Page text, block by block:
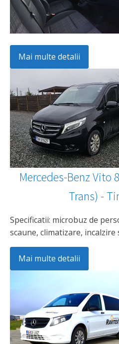
Mai multe detalii
Mercedes-Benz Vito
Trans) -
Specificatii: microbuz de
scaune, climatizare,
Mai multe detalii